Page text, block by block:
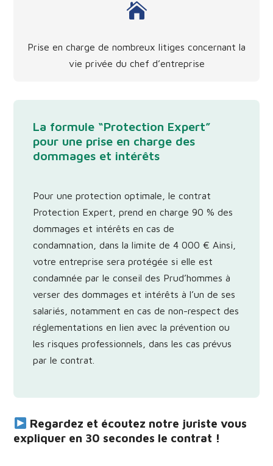

Prise en charge de nombreux litiges concernant la
vie privée du chef d’entreprise
La formule “Protection Expert”
pour une prise en charge des
dommages et intérêts
Pour une protection optimale, le contrat
Protection Expert, prend en charge 90 % des
dommages et intérêts en cas de
condamnation, dans la limite de 4 000 € Ainsi,
votre entreprise sera protégée si elle est
condamnée par le conseil des Prud’hommes à
verser des dommages et intérêts à l’un de ses
salariés, notamment en cas de non-respect des
réglementations en lien avec la prévention ou
les risques professionnels, dans les cas prévus
par le contrat.
Regardez et écoutez notre juriste vous
expliquer en 30 secondes le contrat !